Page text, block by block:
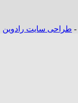
- طراحی سایت رادوین